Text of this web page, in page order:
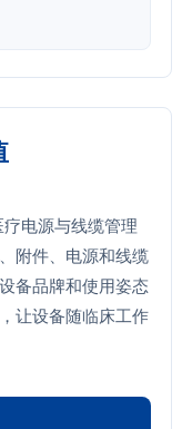
电源与线缆管理
附件、电源和线缆
备品牌和使用姿态
让设备随临床工作